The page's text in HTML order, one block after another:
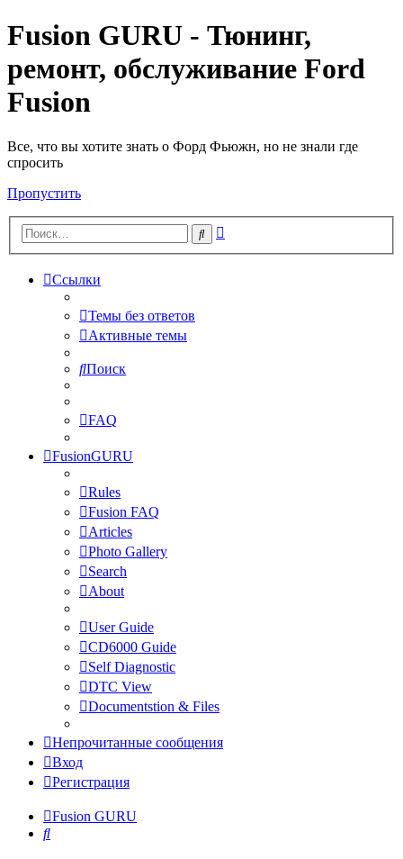
Fusion GURU - Тюнинг,
ремонт, обслуживание Ford
Fusion
Все, что вы хотите знать о Форд Фьюжн, но не знали где
спросить
Пропустить
Поиск
Ссылки
Темы без ответов
Активные темы
Поиск
FAQ
FusionGURU
Rules
Fusion FAQ
Articles
Photo Gallery
Search
About
User Guide
CD6000 Guide
Self Diagnostic
DTC View
Documentstion & Files
Непрочитанные сообщения
Вход
Регистрация
Fusion GURU
Поиск